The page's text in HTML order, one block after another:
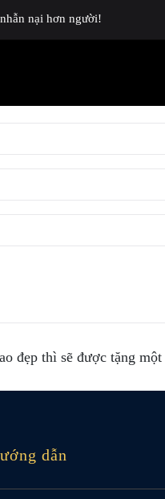
nại hơn người!
đẹp thì sẽ được tặng
dẫn